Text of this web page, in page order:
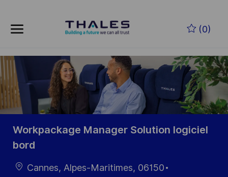
(0)
-
Workpackage Manager Solution logiciel
bord
Ort
Cannes, Alpes-Maritimes, 06150